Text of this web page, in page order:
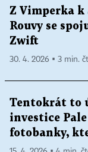
Z Vimperka k
Rouvy se
Zwift
30. 4. 2026 ▪ 3 min.
Tentokrát to
investice
fotobanky,